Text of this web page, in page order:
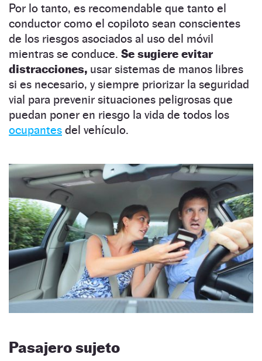
Por lo tanto, es recomendable que tanto el
conductor como el copiloto sean conscientes
de los riesgos asociados al uso del móvil
mientras se conduce. Se sugiere evitar
distracciones, usar sistemas de manos libres
si es necesario, y siempre priorizar la seguridad
vial para prevenir situaciones peligrosas que
puedan poner en riesgo la vida de todos los
ocupantes del vehículo.
Pasajero sujeto